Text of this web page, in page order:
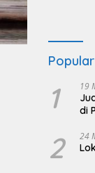
1 19
di
2 24